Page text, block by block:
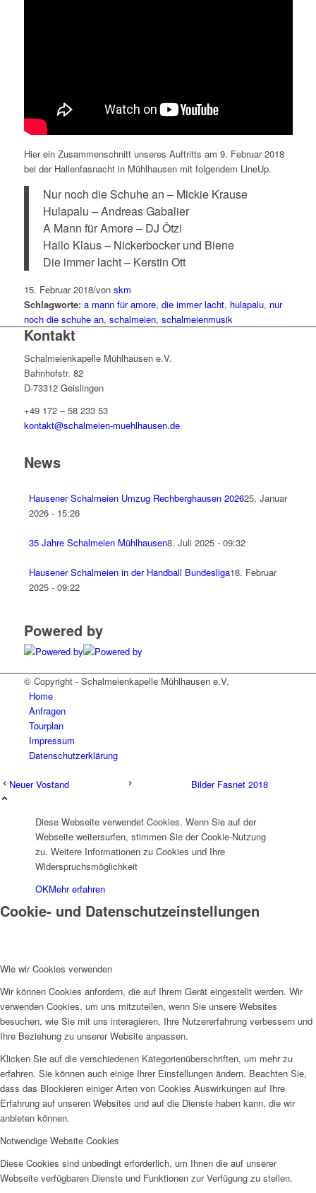
Hier ein Zusammenschnitt unseres Auftritts am 9. Februar 2018
bei der Hallenfasnacht in Mühlhausen mit folgendem LineUp.
Nur noch die Schuhe an – Mickie Krause
Hulapalu – Andreas Gabalier
A Mann für Amore – DJ Ötzi
Hallo Klaus – Nickerbocker und Biene
Die immer lacht – Kerstin Ott
15. Februar 2018/von skm
Schlagworte: a mann für amore, die immer lacht, hulapalu, nur
noch die schuhe an, schalmeien, schalmeienmusik
Kontakt
Schalmeienkapelle Mühlhausen e.V.
Bahnhofstr. 82
D-73312 Geislingen
+49 172 – 58 233 53
kontakt@schalmeien-muehlhausen.de
News
Hausener Schalmeien Umzug Rechberghausen 202625. Januar
2026 - 15:26
35 Jahre Schalmeien Mühlhausen8. Juli 2025 - 09:32
Hausener Schalmeien in der Handball Bundesliga18. Februar
2025 - 09:22
Powered by
© Copyright - Schalmeienkapelle Mühlhausen e.V.
Home
Anfragen
Tourplan
Impressum
Datenschutzerklärung
Neuer Vostand Bilder Fasnet 2018
Diese Webseite verwendet Cookies. Wenn Sie auf der
Webseite weitersurfen, stimmen Sie der Cookie-Nutzung
zu. Weitere Informationen zu Cookies und Ihre
Widerspruchsmöglichkeit
OKMehr erfahren
Cookie- und Datenschutzeinstellungen
Wie wir Cookies verwenden
Wir können Cookies anfordern, die auf Ihrem Gerät eingestellt werden. Wir
verwenden Cookies, um uns mitzuteilen, wenn Sie unsere Websites
besuchen, wie Sie mit uns interagieren, Ihre Nutzererfahrung verbessern und
Ihre Beziehung zu unserer Website anpassen.
Klicken Sie auf die verschiedenen Kategorienüberschriften, um mehr zu
erfahren. Sie können auch einige Ihrer Einstellungen ändern. Beachten Sie,
dass das Blockieren einiger Arten von Cookies Auswirkungen auf Ihre
Erfahrung auf unseren Websites und auf die Dienste haben kann, die wir
anbieten können.
Notwendige Website Cookies
Diese Cookies sind unbedingt erforderlich, um Ihnen die auf unserer
Webseite verfügbaren Dienste und Funktionen zur Verfügung zu stellen.